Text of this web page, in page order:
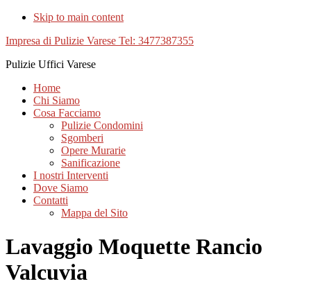
Skip to main content
Impresa di Pulizie Varese Tel: 3477387355
Pulizie Uffici Varese
Home
Chi Siamo
Cosa Facciamo
Pulizie Condomini
Sgomberi
Opere Murarie
Sanificazione
I nostri Interventi
Dove Siamo
Contatti
Mappa del Sito
Lavaggio Moquette Rancio
Valcuvia